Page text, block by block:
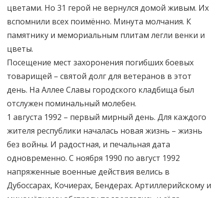
цветами. Но 31 герой не вернулся домой живым. Их
вспомнили всех поимённо. Минута молчания. К
памятнику и мемориальным плитам легли венки и
цветы.
Посещение мест захоронения погибших боевых
товарищей – святой долг для ветеранов в этот
день. На Аллее Славы городского кладбища был
отслужен поминальный молебен.
1 августа 1992 – первый мирный день. Для каждого
жителя республики началась новая жизнь – жизнь
без войны. И радостная, и печальная дата
одновременно. С ноября 1990 по август 1992
напряженные военные действия велись в
Дубоссарах, Кочиерах, Бендерах. Артиллерийскому и